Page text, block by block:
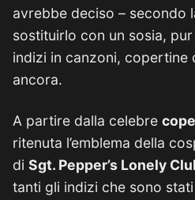
avrebbe deciso – secondo
sostituirlo con un sosia,
indizi in canzoni, copertine
ancora.
A partire dalla celebre
ritenuta l’emblema della
di Sgt. Pepper’s Lonely
tanti gli indizi che sono